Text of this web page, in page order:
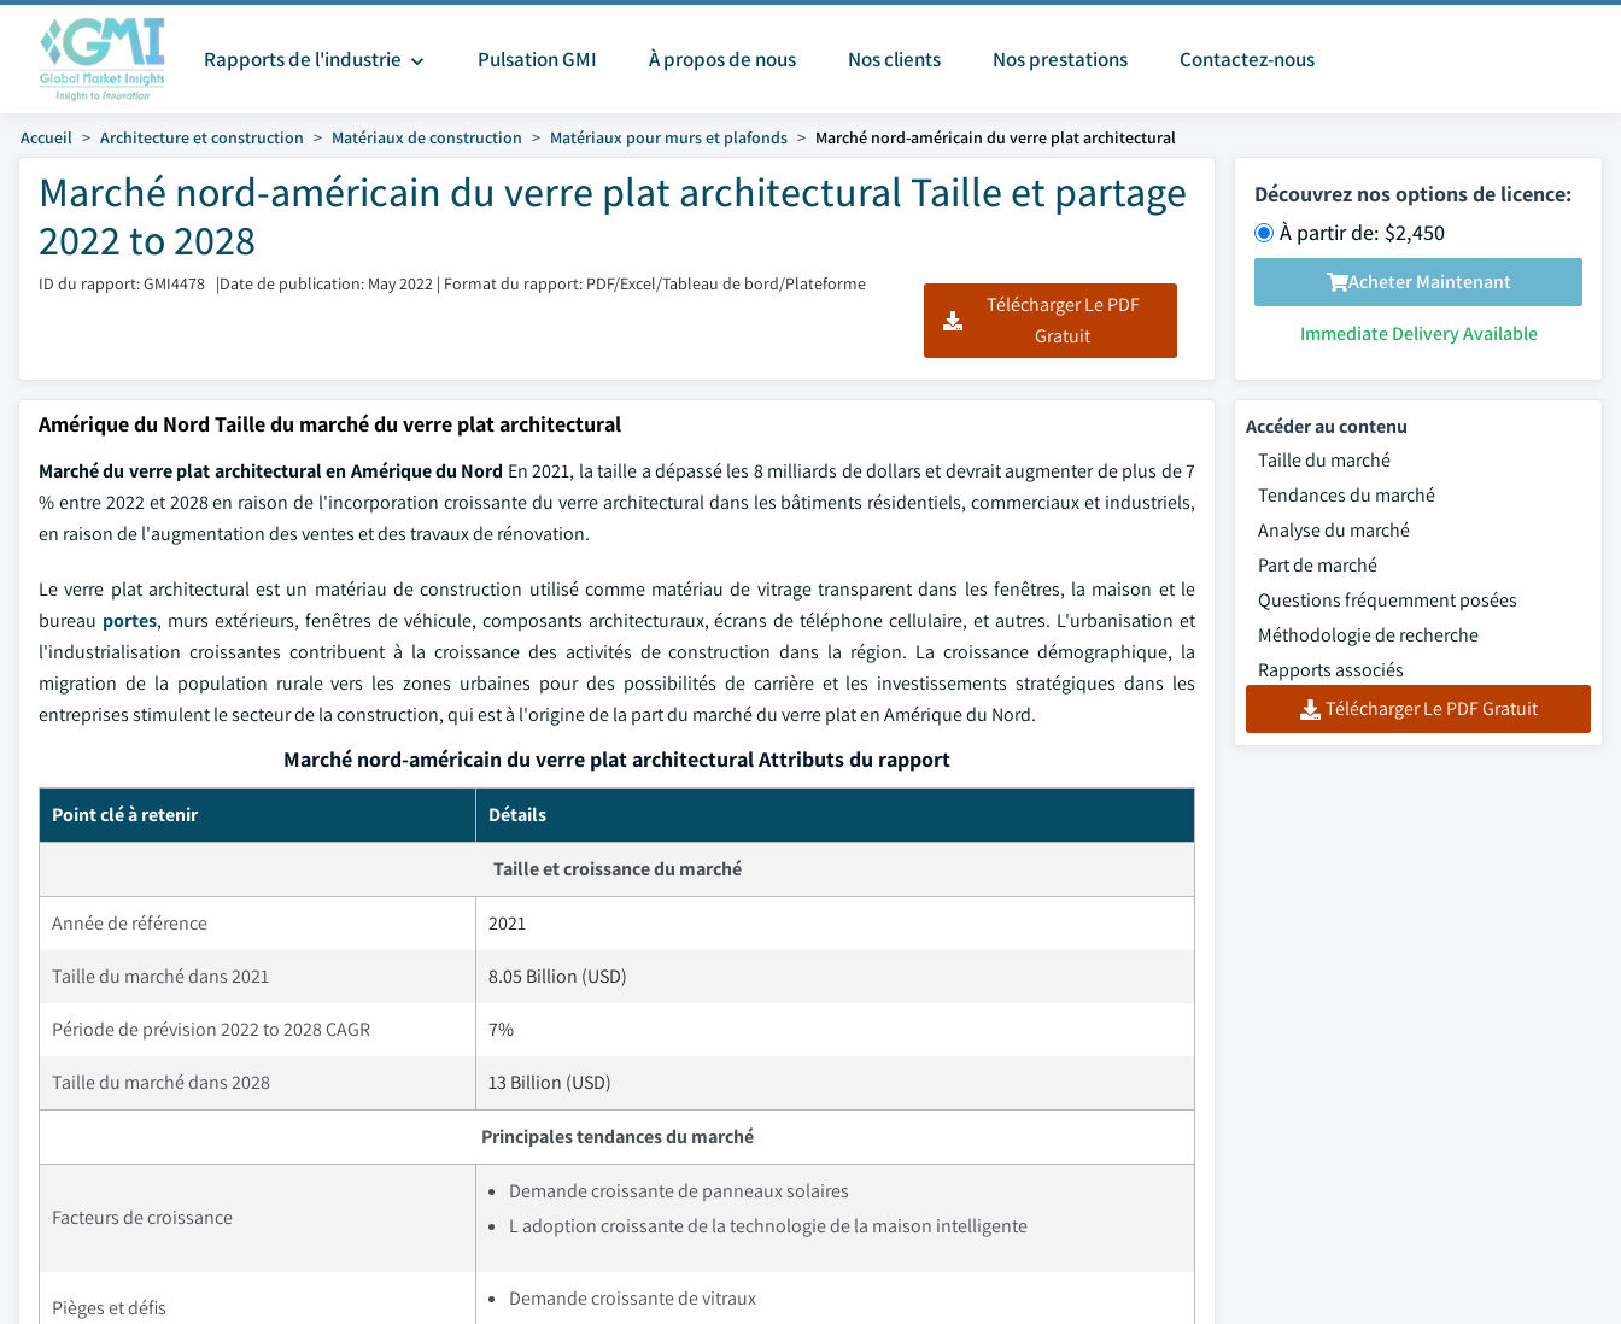
Rapports de l'industrie Pulsation GMI À propos de nous Nos clients Nos prestations Contactez-nous
Accueil Architecture et construction Matériaux de construction Matériaux pour murs et plafonds Marché nord-américain du verre plat architectural
Marché nord-américain du verre plat architectural Taille et partage
2022 to 2028
ID du rapport: GMI4478 |Date de publication: May 2022 | Format du rapport: PDF/Excel/Tableau de bord/Plateforme
Télécharger Le PDF
Gratuit
Découvrez nos options de licence:
À partir de: $2,450
Acheter Maintenant
Immediate Delivery Available
Amérique du Nord Taille du marché du verre plat architectural
Marché du verre plat architectural en Amérique du Nord En 2021, la taille a dépassé les 8 milliards de dollars et devrait augmenter de plus de 7
% entre 2022 et 2028 en raison de l'incorporation croissante du verre architectural dans les bâtiments résidentiels, commerciaux et industriels,
en raison de l'augmentation des ventes et des travaux de rénovation.
Le verre plat architectural est un matériau de construction utilisé comme matériau de vitrage transparent dans les fenêtres, la maison et le
bureau portes, murs extérieurs, fenêtres de véhicule, composants architecturaux, écrans de téléphone cellulaire, et autres. L'urbanisation et
l'industrialisation croissantes contribuent à la croissance des activités de construction dans la région. La croissance démographique, la
migration de la population rurale vers les zones urbaines pour des possibilités de carrière et les investissements stratégiques dans les
entreprises stimulent le secteur de la construction, qui est à l'origine de la part du marché du verre plat en Amérique du Nord.
Marché nord-américain du verre plat architectural Attributs du rapport
Point clé à retenir Détails
Taille et croissance du marché
Année de référence 2021
Taille du marché dans 2021 8.05 Billion (USD)
Période de prévision 2022 to 2028 CAGR 7%
Taille du marché dans 2028 13 Billion (USD)
Principales tendances du marché
Facteurs de croissance
Demande croissante de panneaux solaires
L adoption croissante de la technologie de la maison intelligente
Pièges et défis Demande croissante de vitraux
Accéder au contenu
Taille du marché
Tendances du marché
Analyse du marché
Part de marché
Questions fréquemment posées
Méthodologie de recherche
Rapports associés
Télécharger Le PDF Gratuit